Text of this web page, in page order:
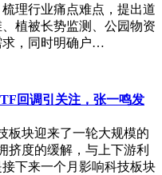
理行业痛点难点，提出道
植被长势监测、公园物资
求，同时明确户…
回调引关注，张一鸣发
板块迎来了一轮大规模的
挤度的缓解，与上下游利
下来一个月影响科技板块